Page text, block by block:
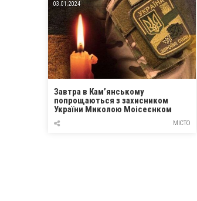
03.01.2024
Завтра в Кам’янському
попрощаються з захисником
України Миколою Моісеєнком
МІСТО